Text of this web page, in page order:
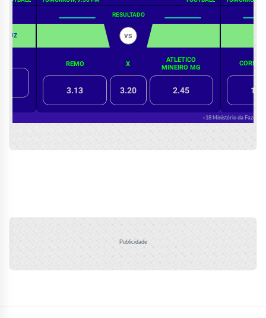
Publicidade